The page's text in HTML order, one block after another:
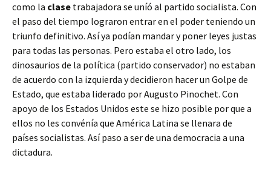
como la clase trabajadora se uníó al partido socialista. Con
el paso del tiempo lograron entrar en el poder teniendo un
triunfo definitivo. Así ya podían mandar y poner leyes justas
para todas las personas. Pero estaba el otro lado, los
dinosaurios de la política (partido conservador) no estaban
de acuerdo con la izquierda y decidieron hacer un Golpe de
Estado, que estaba liderado por Augusto Pinochet. Con
apoyo de los Estados Unidos este se hizo posible por que a
ellos no les convénía que América Latina se llenara de
países socialistas. Así paso a ser de una democracia a una
dictadura.